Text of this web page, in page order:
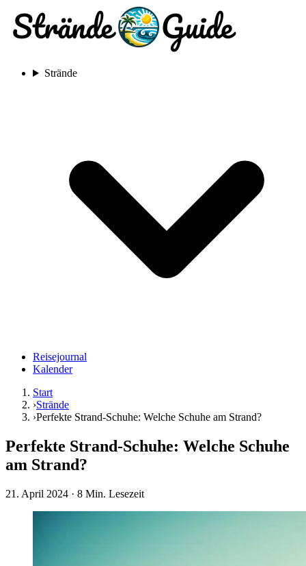
Strände
Reisejournal
Kalender
Start
›Strände
›Perfekte Strand-Schuhe: Welche Schuhe am Strand?
Perfekte Strand-Schuhe: Welche Schuhe
am Strand?
21. April 2024 · 8 Min. Lesezeit